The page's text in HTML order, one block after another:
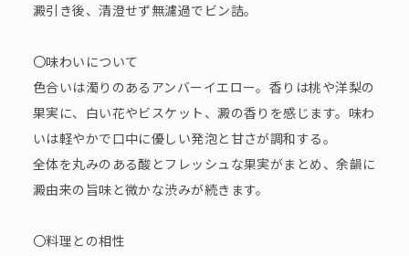
澱引き後、清澄せず無濾過でビン詰。
〇味わいについて
色合いは濁りのあるアンバーイエロー。香りは桃や洋梨の
果実に、白い花やビスケット、澱の香りを感じます。味わ
いは軽やかで口中に優しい発泡と甘さが調和する。
全体を丸みのある酸とフレッシュな果実がまとめ、余韻に
澱由来の旨味と微かな渋みが続きます。
〇料理との相性